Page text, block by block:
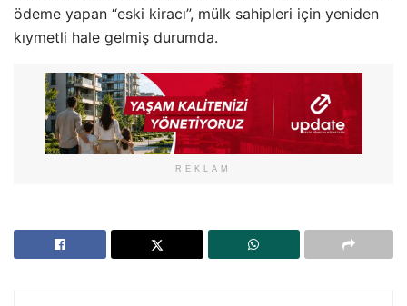
ödeme yapan “eski kiracı”, mülk sahipleri için yeniden
kıymetli hale gelmiş durumda.
REKLAM